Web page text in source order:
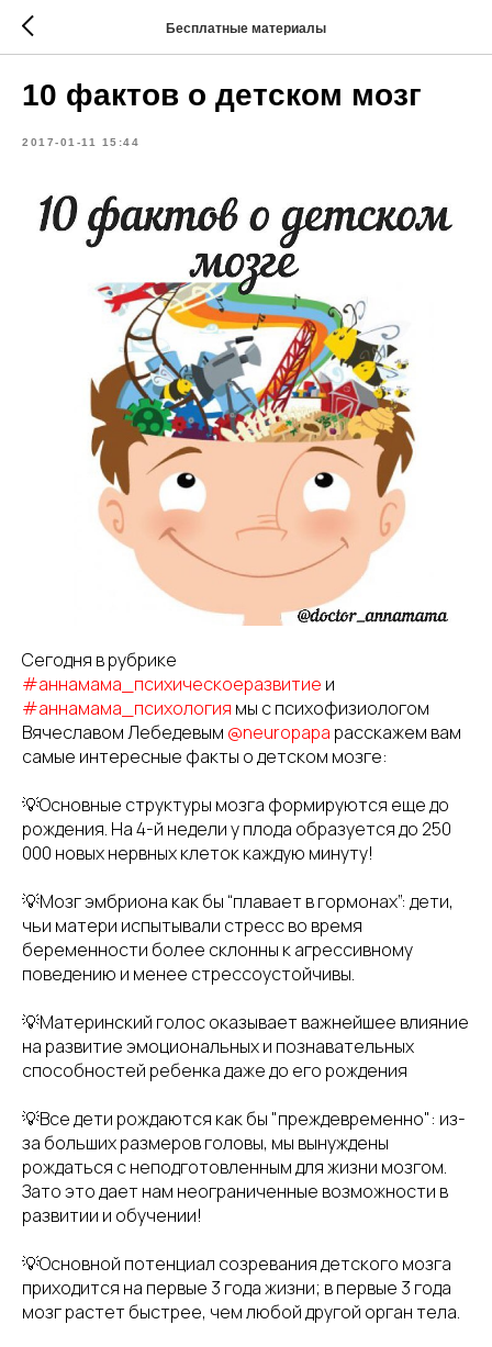
Бесплатные материалы
10 фактов о детском мозг
2017-01-11 15:44
Сегодня в рубрике
#аннамама_психическоеразвитие и
#аннамама_психология мы с психофизиологом
Вячеславом Лебедевым @neuropapa расскажем вам
самые интересные факты о детском мозге:
💡Основные структуры мозга формируются еще до
рождения. На 4-й недели у плода образуется до 250
000 новых нервных клеток каждую минуту!
💡Мозг эмбриона как бы “плавает в гормонах”: дети,
чьи матери испытывали стресс во время
беременности более склонны к агрессивному
поведению и менее стрессоустойчивы.
💡Материнский голос оказывает важнейшее влияние
на развитие эмоциональных и познавательных
способностей ребенка даже до его рождения
💡Все дети рождаются как бы "преждевременно": из-
за больших размеров головы, мы вынуждены
рождаться с неподготовленным для жизни мозгом.
Зато это дает нам неограниченные возможности в
развитии и обучении!
💡Основной потенциал созревания детского мозга
приходится на первые 3 года жизни; в первые 3 года
мозг растет быстрее, чем любой другой орган тела.